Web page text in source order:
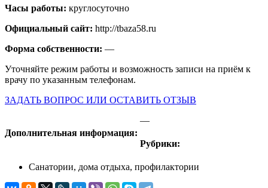
Часы работы: круглосуточно
Официальный сайт: http://tbaza58.ru
Форма собственности: —
Уточняйте режим работы и возможность записи на приём к
врачу по указанным телефонам.
ЗАДАТЬ ВОПРОС ИЛИ ОСТАВИТЬ ОТЗЫВ
Дополнительная информация:
—
Рубрики:
Санатории, дома отдыха, профилактории